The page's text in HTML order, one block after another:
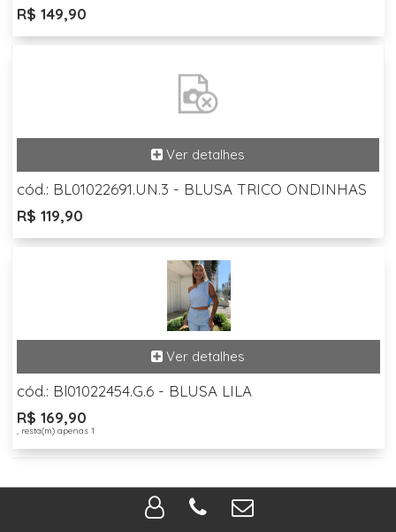
R$ 149,90
cód.: BL01022691.UN.3 - BLUSA TRICO ONDINHAS
R$ 119,90
cód.: Bl01022454.G.6 - BLUSA LILA
R$ 169,90
, resta(m) apenas 1